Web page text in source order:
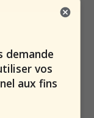
à la suite d’une
Biden pour
que « l’Iran
de défense
demande
vos
aux fins